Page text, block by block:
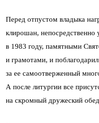
Перед отпустом владыка
клирошан, непосредственно
в 1983 году, памятными
и грамотами, и
за ее самоотверженный
А после литургии все
на скромный дружеский